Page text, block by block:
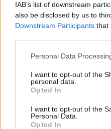
IAB’s list of downstream
also be disclosed by us to
Downstream Participants that
Personal Data
I want to opt-out of the
personal data.
Opted In
I want to opt-out of the
Personal Data.
Opted In
Ελληνική Αναπτυξιακή Τράπεζα:
Με «προίκα» 2 δισ. ευρώ
ανοίγει δρόμο για δάνεια έως 5
Η Chery επενδύει 75 εκατ.
Το FIAT 500 Hybrid τώρα από
18.990 ευρώ